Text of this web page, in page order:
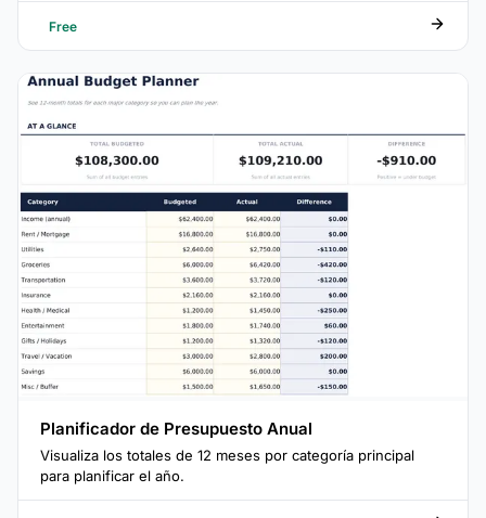
Free
Planificador de Presupuesto Anual
Visualiza los totales de 12 meses por categoría principal
para planificar el año.